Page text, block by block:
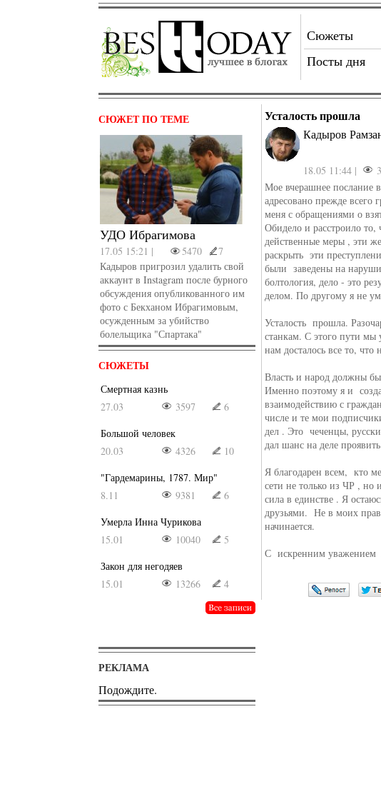
Сюжеты
Посты дня
СЮЖЕТ ПО ТЕМЕ
УДО Ибрагимова
17.05 15:21 | 5470
7
Кадыров пригрозил удалить свой
аккаунт в Instagram после бурного
обсуждения опубликованного им
фото с Бекханом Ибрагимовым,
осужденным за убийство
болельщика "Спартака"
СЮЖЕТЫ
Смертная казнь
27.03
3597
6
Большой человек
20.03
4326
10
"Гардемарины, 1787. Мир"
8.11
9381
6
Умерла Инна Чурикова
15.01
10040
5
Закон для негодяев
15.01
13266 4
РЕКЛАМА
Подождите.
Усталость прошла
Кадыров
18.05 11:44 |
Мое вчерашнее
адресовано прежде
меня с обращениями о
Обидело и расстроило то,
действенные меры , эти
раскрыть эти
были заведены на
болтология, дело - это
делом. По другому я не
Усталость прошла.
станкам. С этого пути
нам досталось все то, что
Власть и народ должны
Именно поэтому я и
взаимодействию с
числе и те мои
дел . Это чеченцы,
дал шанс на деле
Я благодарен всем, кто
сети не только из ЧР ,
сила в единстве . Я
друзьями. Не в моих
начинается.
С искренним